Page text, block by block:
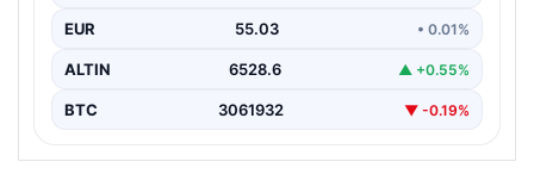
EUR 55.03 • 0.01%
ALTIN 6528.6 ▲ +0.55%
BTC 3061932 ▼ -0.19%